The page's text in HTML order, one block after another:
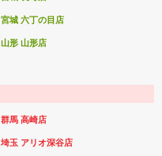
宮城 六丁の目店
山形 山形店
群馬 高崎店
埼玉 アリオ深谷店